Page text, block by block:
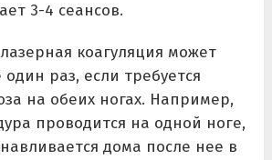
3-4 сеансов.
коагуляция может
раз, если требуется
на обеих ногах. Например,
проводится на одной ноге,
дома после нее в